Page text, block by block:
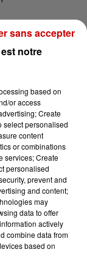
de 18 000
juillet 2026,
: quel
?
notre
based on
or access
Create
select personalised
content
or combinations
services; Create
personalised
prevent and
and content;
may
data to offer
actively
combine data from
based on
sans accepter